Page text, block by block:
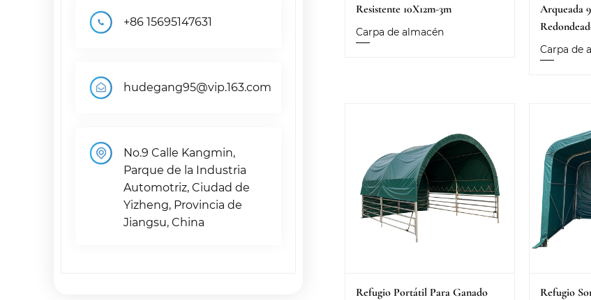
+86 15695147631
hudegang95@vip.163.com
No.9 Calle Kangmin,
Parque de la Industria
Automotriz, Ciudad de
Yizheng, Provincia de
Jiangsu, China
Resistente 10X12m-3m
Carpa de almacén
Arqueada
Carpa de
Refugio Portátil Para Ganado
Refugio